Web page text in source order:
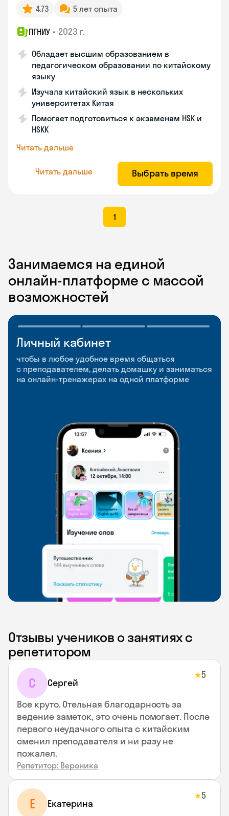
4.73 5 лет опыта
ПГНИУ • 2023 г.
Обладает высшим образованием в
педагогическом образовании по китайскому
языку
Изучала китайский язык в нескольких
университетах Китая
Помогает подготовиться к экзаменам HSK и
HSKK
Читать дальше
Читать дальше Выбрать время
1
Занимаемся на единой
онлайн-платформе с массой
возможностей
Личный кабинет
чтобы в любое удобное время общаться
с преподавателем, делать домашку и заниматься
на онлайн-тренажерах на одной платформе
Мобильное
приложение
чтобы заниматься и изучать новые слова где
и когда удобно
Разговорные клубы
и Talks
Групповые занятия для разговорной практики
и индивидуальные встречи с преподавателями
Отзывы учеников о занятиях с
репетитором
С Сергей
★5
Все круто. Отельная благодарность за
ведение заметок, это очень помогает. После
первого неудачного опыта с китайским
сменил преподавателя и ни разу не
пожалел.
Репетитор: Вероника
Е Екатерина
★5